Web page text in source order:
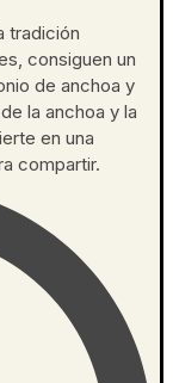
tradición
consiguen un
de anchoa y
la anchoa y la
en una
compartir.